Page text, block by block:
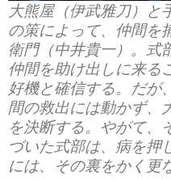
大熊屋（伊武雅刀）と
の策によって、仲間を
衛門（中井貴一）。式
仲間を助け出しに来る
好機と確信する。だが
間の救出には動かず、
を決断する。やがて、
づいた式部は、病を押
には、その裏をかく更